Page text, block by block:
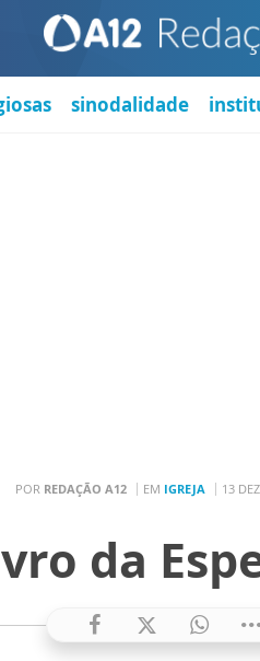
sinodalidade
POR REDAÇÃO A12 EM IGREJA 13
da